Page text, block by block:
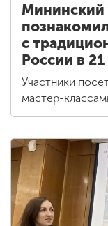
Мининский
с
России в 21
Участники
мастер-